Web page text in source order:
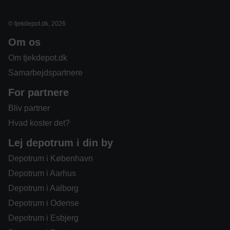
© tjekdepot.dk, 2026
Om os
Om tjekdepot.dk
Samarbejdspartnere
For partnere
Bliv partner
Hvad koster det?
Lej depotrum i din by
Depotrum i København
Depotrum i Aarhus
Depotrum i Aalborg
Depotrum i Odense
Depotrum i Esbjerg